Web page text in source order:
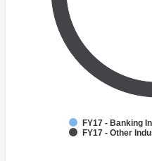
FY17 - Banking
FY17 - Other